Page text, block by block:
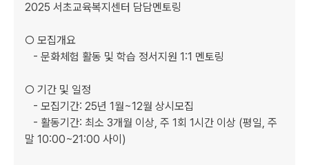
2025 서초교육복지센터 담담멘토링
○ 모집개요
○ 기간 및 일정
말 10:00~21:00 사이)